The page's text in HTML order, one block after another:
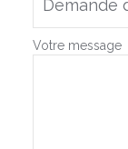
Votre message